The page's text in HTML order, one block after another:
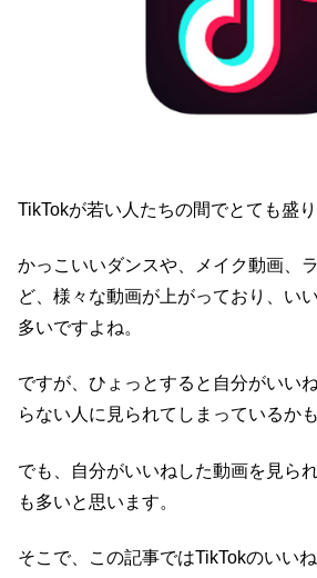
TikTokが若い人たちの間でとても盛
かっこいいダンスや、メイク動画、
ど、様々な動画が上がっており、い
多いですよね。
ですが、ひょっとすると自分がいい
らない人に見られてしまっているか
でも、自分がいいねした動画を見ら
も多いと思います。
そこで、この記事ではTikTokのいい